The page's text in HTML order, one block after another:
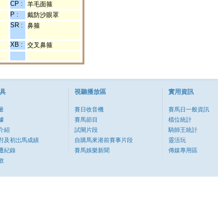
CP :
羊毛面箍
P :
戴防沙眼罩
SR :
鼻箍
XB : 交叉鼻箍
紹
及初岀馬成績
紀錄
視聽播放區
賽日收音機
賽馬節目
試閘片段
自購馬來港前賽事片段
賽馬娛樂新聞
實用資訊
賽馬日一般資訊
檔位統計
騎師王統計
靈活玩
傳媒專用區